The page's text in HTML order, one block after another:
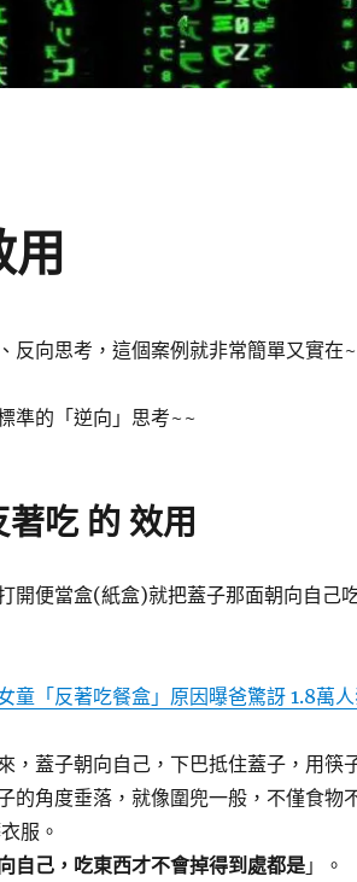
反向思考，這個案例就非常簡單又實在~
準的「逆向」思考~~
吃 的 效用
開便當盒(紙盒)就把蓋子那面朝向自己
童「反著吃餐盒」原因曝爸驚訝 1.8萬
，蓋子朝向自己，下巴抵住蓋子，用筷
的角度垂落，就像圍兜一般，不僅食物
服。
自己，吃東西才不會掉得到處都是」。